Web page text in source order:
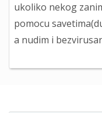
ukoliko nekog
pomocu
a nudim i